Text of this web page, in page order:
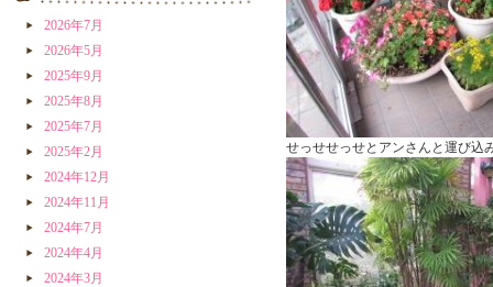
2026年7月
2026年5月
2025年9月
2025年8月
2025年7月
2025年2月
2024年12月
2024年11月
2024年7月
2024年4月
2024年3月
せっせせっせとアンさんと運び込